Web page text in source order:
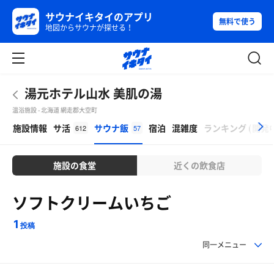
サウナイキタイのアプリ
地図からサウナが探せる！
無料で使う
湯元ホテル山水 美肌の湯
温浴施設 - 北海道 網走郡大空町
施設情報 サ活 612 サウナ飯 57 宿泊 混雑度 ランキング ( 開発
施設の食堂 近くの飲食店
ソフトクリームいちご
1 投稿
同一メニュー